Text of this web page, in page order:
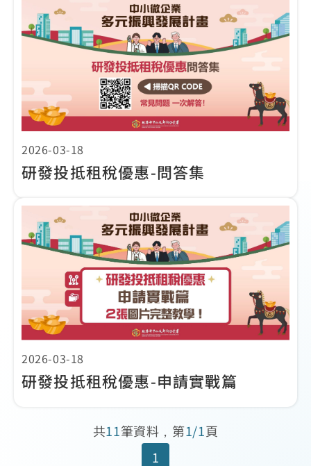
2026-03-18
研發投抵租稅優惠-問答集
2026-03-18
研發投抵租稅優惠-申請實戰篇
共11筆資料，第1/1頁
1